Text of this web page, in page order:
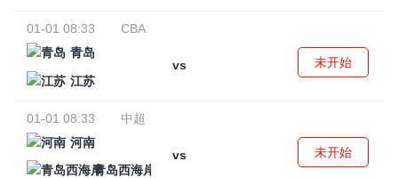
01-01 08:33
CBA
青岛
vs
江苏
未开始
01-01 08:33
中超
河南
vs
青岛西海岸
未开始